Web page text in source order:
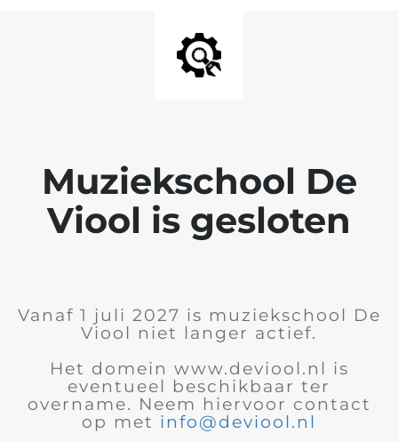
Muziekschool De
Viool is gesloten
Vanaf 1 juli 2027 is muziekschool De
Viool niet langer actief.
Het domein www.deviool.nl is
eventueel beschikbaar ter
overname. Neem hiervoor contact
op met info@deviool.nl